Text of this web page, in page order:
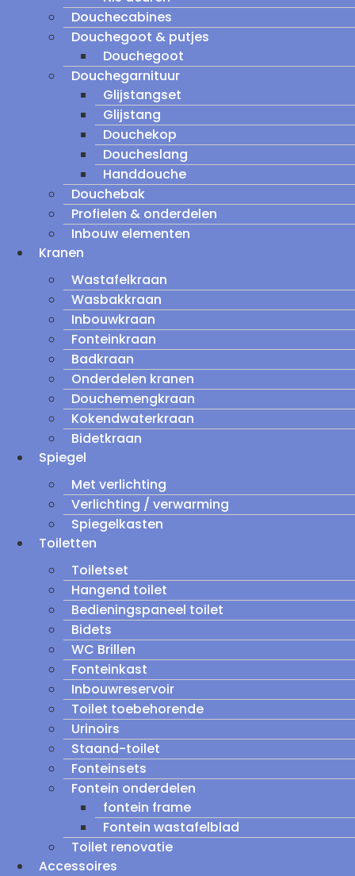
Douchecabines
Douchegoot & putjes
Douchegoot
Douchegarnituur
Glijstangset
Glijstang
Douchekop
Doucheslang
Handdouche
Douchebak
Profielen & onderdelen
Inbouw elementen
Kranen
Wastafelkraan
Wasbakkraan
Inbouwkraan
Fonteinkraan
Badkraan
Onderdelen kranen
Douchemengkraan
Kokendwaterkraan
Bidetkraan
Spiegel
Met verlichting
Verlichting / verwarming
Spiegelkasten
Toiletten
Toiletset
Hangend toilet
Bedieningspaneel toilet
Bidets
WC Brillen
Fonteinkast
Inbouwreservoir
Toilet toebehorende
Urinoirs
Staand-toilet
Fonteinsets
Fontein onderdelen
fontein frame
Fontein wastafelblad
Toilet renovatie
Accessoires